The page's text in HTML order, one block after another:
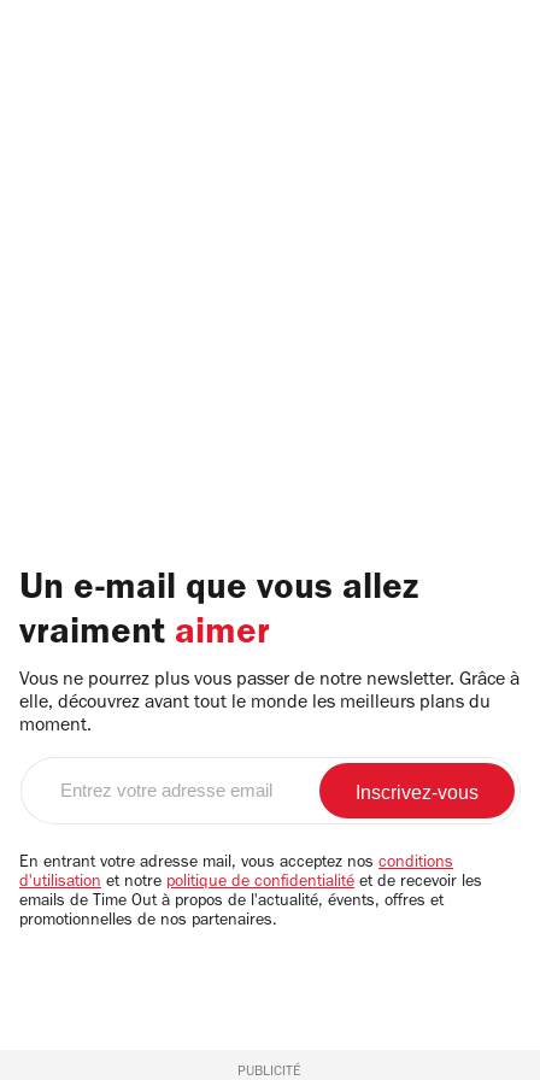
Un e-mail que vous allez
vraiment aimer
Vous ne pourrez plus vous passer de notre newsletter. Grâce à
elle, découvrez avant tout le monde les meilleurs plans du
moment.
email
En entrant votre adresse mail, vous acceptez nos conditions
d'utilisation et notre politique de confidentialité et de recevoir les
emails de Time Out à propos de l'actualité, évents, offres et
promotionnelles de nos partenaires.
PUBLICITÉ